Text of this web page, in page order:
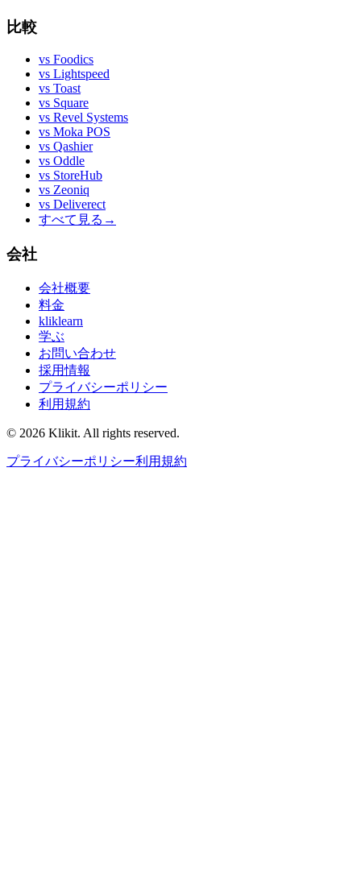
比較
vs Foodics
vs Lightspeed
vs Toast
vs Square
vs Revel Systems
vs Moka POS
vs Qashier
vs Oddle
vs StoreHub
vs Zeoniq
vs Deliverect
すべて見る →
会社
会社概要
料金
kliklearn
学ぶ
お問い合わせ
採用情報
プライバシーポリシー
利用規約
© 2026 Klikit. All rights reserved.
プライバシーポリシー利用規約